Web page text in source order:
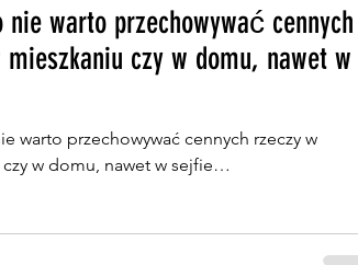
nie warto przechowywać cennych
mieszkaniu czy w domu, nawet w
warto przechowywać cennych rzeczy w
czy w domu, nawet w sejfie…